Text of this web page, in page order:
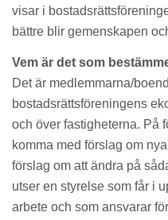
visar i
bättre blir gemenskapen
Vem är det som
Det är medlemmarna/
bostadsrättsföreningens
och över fastigheterna. På
komma med förslag om
förslag om att ändra på
utser en styrelse som får i
arbete och som ansvarar